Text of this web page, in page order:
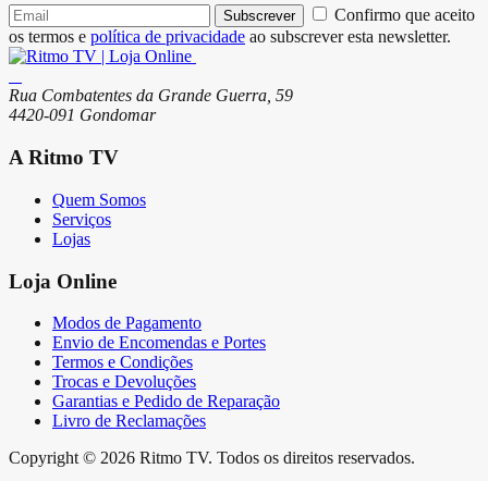
Subscrever
Confirmo que aceito
os termos e política de privacidade ao subscrever esta newsletter.
Rua Combatentes da Grande Guerra, 59
4420-091 Gondomar
A Ritmo TV
Quem Somos
Serviços
Lojas
Loja Online
Modos de Pagamento
Envio de Encomendas e Portes
Termos e Condições
Trocas e Devoluções
Garantias e Pedido de Reparação
Livro de Reclamações
Copyright © 2026 Ritmo TV. Todos os direitos reservados.